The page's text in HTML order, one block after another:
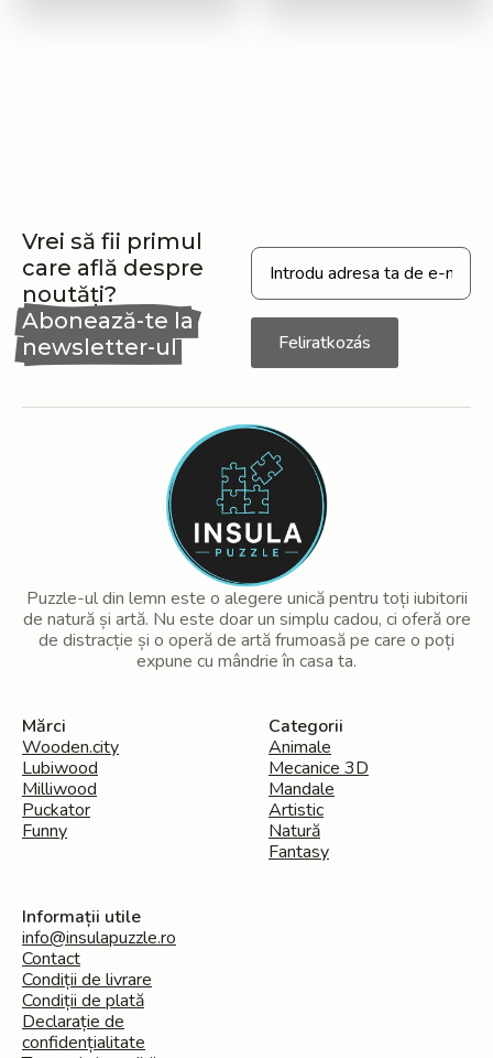
Vrei să fii primul
care află despre
noutăți?
Abonează-te la
newsletter-ul
nostru
Feliratkozás
Puzzle-ul din lemn este o alegere unică pentru toți iubitorii
de natură și artă. Nu este doar un simplu cadou, ci oferă ore
de distracție și o operă de artă frumoasă pe care o poți
expune cu mândrie în casa ta.
Mărci
Wooden.city
Lubiwood
Milliwood
Puckator
Funny
Categorii
Animale
Mecanice 3D
Mandale
Artistic
Natură
Fantasy
Informații utile
info@insulapuzzle.ro
Contact
Condiții de livrare
Condiții de plată
Declarație de
confidențialitate